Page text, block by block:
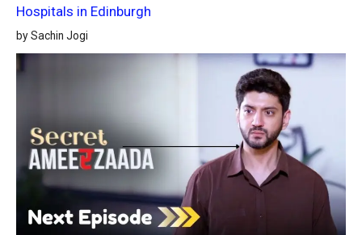
Hospitals in Edinburgh
by Sachin Jogi